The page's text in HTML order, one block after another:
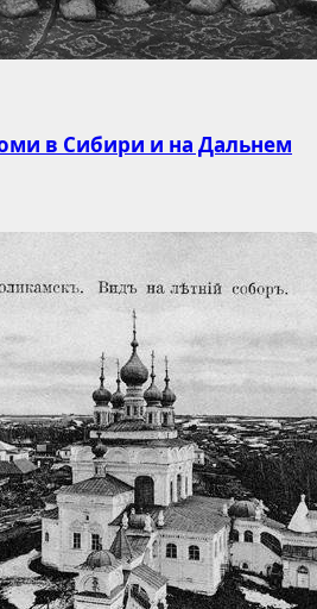
в Сибири и на Дальнем